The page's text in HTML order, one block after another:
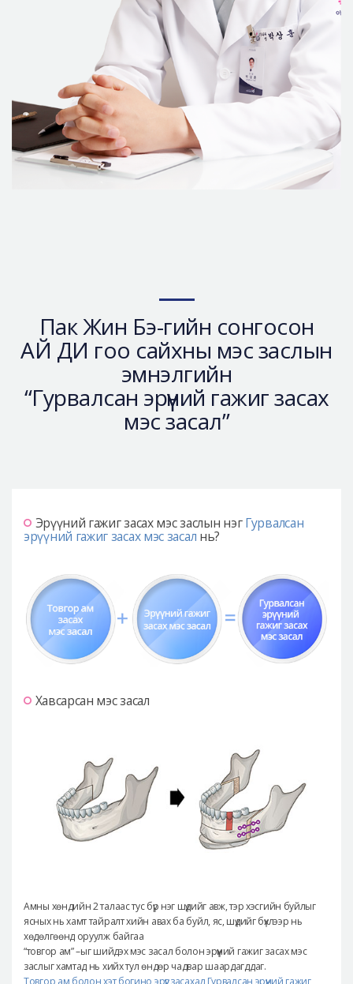
Пак Жин Бэ-гийн сонгосон
АЙ ДИ гоо сайхны мэс заслын
эмнэлгийн
“Гурвалсан эрүүний гажиг засах
мэс засал”
Эрүүний гажиг засах мэс заслын нэгГурвалсан
эрүүний гажиг засах мэс засал нь?
Хавсарсан мэс засал
Амны хөндийн 2 талаас тус бүр нэг шүдийг авж, тэр хэсгийн буйлыг
ясных нь хамт тайралт хийн авах ба буйл, яс, шүдийг бүхлээр нь
хөдөлгөөнд оруулж байгаа
“товгор ам” –ыг шийдэх мэс засал болон эрүүний гажиг засах мэс
заслыг хамтад нь хийх тул өндөр чадвар шаардагддаг.
Товгор ам болон хэт богино эрүүг засахад Гурвалсан эрүүний гажиг